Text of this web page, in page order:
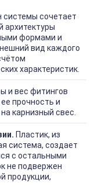
системы сочетает
архитектуры
формами и
вид каждого
характеристик.
и вес фитингов
прочность и
карнизный свес.
Пластик, из
система, создает
с остальными
не подвержен
продукции,